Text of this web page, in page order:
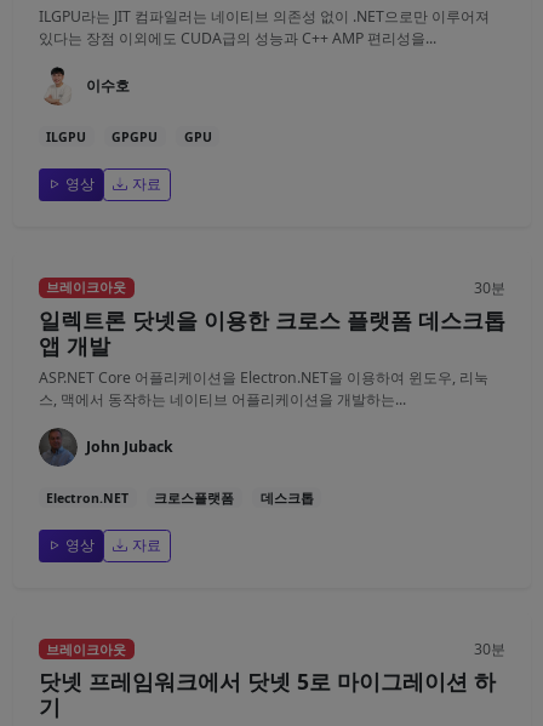
ILGPU라는 JIT 컴파일러는 네이티브 의존성 없이 .NET으로만 이루어져
있다는 장점 이외에도 CUDA급의 성능과 C++ AMP 편리성을...
이수호
ILGPU GPGPU GPU
영상 자료
브레이크아웃 30분
일렉트론 닷넷을 이용한 크로스 플랫폼 데스크톱
앱 개발
ASP.NET Core 어플리케이션을 Electron.NET을 이용하여 윈도우, 리눅
스, 맥에서 동작하는 네이티브 어플리케이션을 개발하는...
John Juback
Electron.NET 크로스플랫폼 데스크톱
영상 자료
브레이크아웃 30분
닷넷 프레임워크에서 닷넷 5로 마이그레이션 하
기